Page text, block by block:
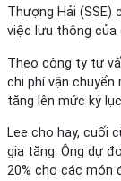
Thượng Hải (SSE)
việc lưu thông của
Theo công ty tư
chi phí vận
tăng lên mức kỷ
Lee cho hay, cuối
gia tăng. Ông dự
20% cho các món